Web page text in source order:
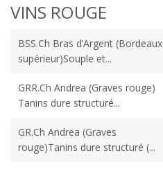
VINS ROUGE
BSS.Ch Bras d’Argent (Bordeaux
supérieur)Souple et...
GRR.Ch Andrea (Graves rouge)
Tanins dure structuré...
GR.Ch Andrea (Graves
rouge)Tanins dure structuré (...